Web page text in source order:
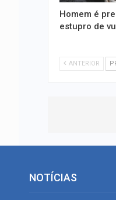
Homem é
estupro de
ANTERIOR
NOTÍCIAS